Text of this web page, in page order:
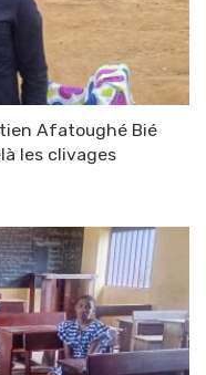
Afatoughé Bié
les clivages